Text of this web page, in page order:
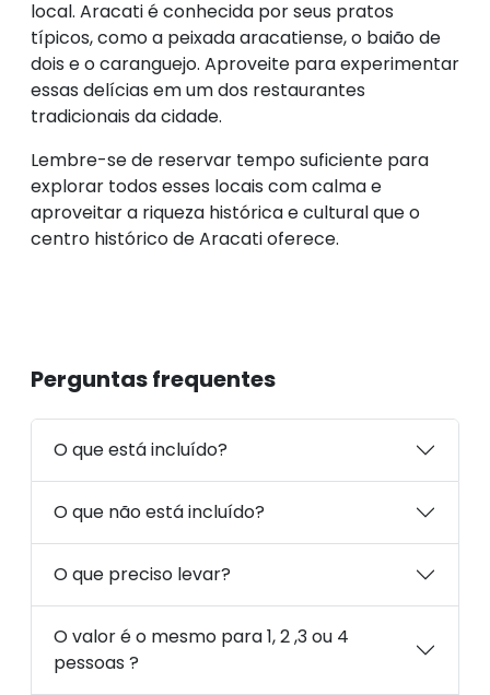
local. Aracati é conhecida por seus pratos
típicos, como a peixada aracatiense, o baião de
dois e o caranguejo. Aproveite para experimentar
essas delícias em um dos restaurantes
tradicionais da cidade.
Lembre-se de reservar tempo suficiente para
explorar todos esses locais com calma e
aproveitar a riqueza histórica e cultural que o
centro histórico de Aracati oferece.
Perguntas frequentes
O que está incluído?
O que não está incluído?
O que preciso levar?
O valor é o mesmo para 1, 2 ,3 ou 4
pessoas ?